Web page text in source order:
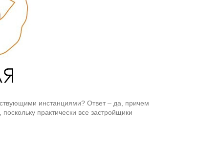
инстанциями? Ответ – да, причем
практически все застройщики